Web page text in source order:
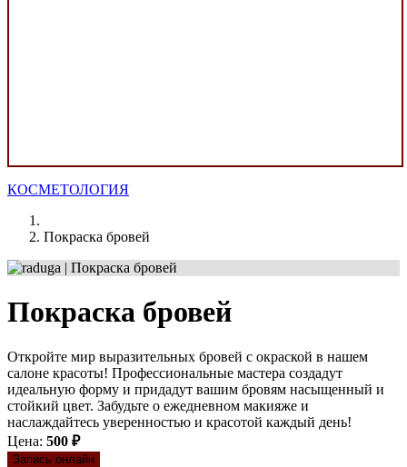
КОСМЕТОЛОГИЯ
Покраска бровей
Покраска бровей
Откройте мир выразительных бровей с окраской в нашем
салоне красоты! Профессиональные мастера создадут
идеальную форму и придадут вашим бровям насыщенный и
стойкий цвет. Забудьте о ежедневном макияже и
наслаждайтесь уверенностью и красотой каждый день!
Цена: 500 ₽
Запись онлайн